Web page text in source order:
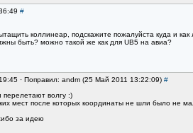
#
коллинеар, подскажите пожалуйста куда и
быть? можно такой же как для UB5 на авиа?
· Поправил: andm (25 Май 2011 13:22:09) #
волгу :)
мест после которых координаты не шли было не
за идею